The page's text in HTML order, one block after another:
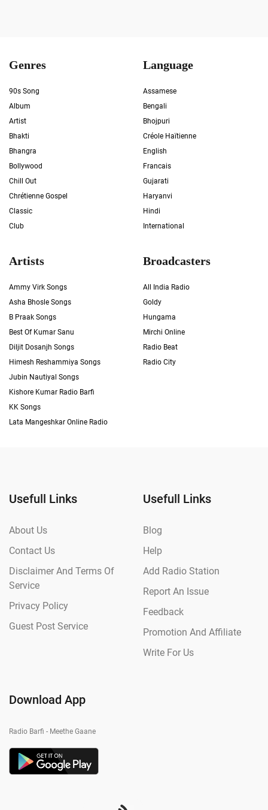
Genres
90s Song
Album
Artist
Bhakti
Bhangra
Bollywood
Chill Out
Chrétienne Gospel
Classic
Club
Language
Assamese
Bengali
Bhojpuri
Créole Haïtienne
English
Francais
Gujarati
Haryanvi
Hindi
International
Artists
Ammy Virk Songs
Asha Bhosle Songs
B Praak Songs
Best Of Kumar Sanu
Diljit Dosanjh Songs
Himesh Reshammiya Songs
Jubin Nautiyal Songs
Kishore Kumar Radio Barfi
KK Songs
Lata Mangeshkar Online Radio
Broadcasters
All India Radio
Goldy
Hungama
Mirchi Online
Radio Beat
Radio City
Usefull Links
About Us
Contact Us
Disclaimer And Terms Of
Service
Privacy Policy
Guest Post Service
Usefull Links
Blog
Help
Add Radio Station
Report An Issue
Feedback
Promotion And Affiliate
Write For Us
Download App
Radio Barfi - Meethe Gaane